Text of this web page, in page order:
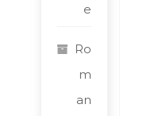
e
Ro
m
an